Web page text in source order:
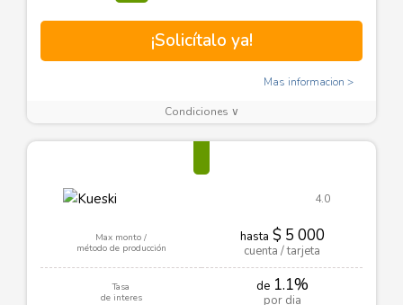
¡Solicítalo ya!
Mas informacion
Condiciones ∨
4.0
Max monto /
método de producción
hasta $ 5 000
cuenta / tarjeta
Tasa
de interes
de1.1%
por dia